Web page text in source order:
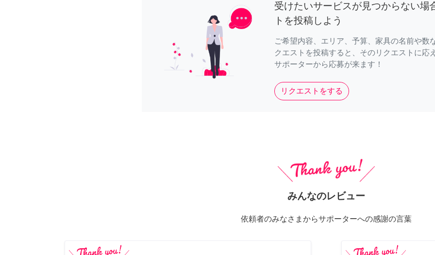
受けたいサービスが見つからない場
トを投稿しよう
ご希望内容、エリア、予算、家具の名前や数
クエストを投稿すると、そのリクエストに応
サポーターから応募が来ます！
リクエストをする
みんなのレビュー
依頼者のみなさまからサポーターへの感謝の言葉